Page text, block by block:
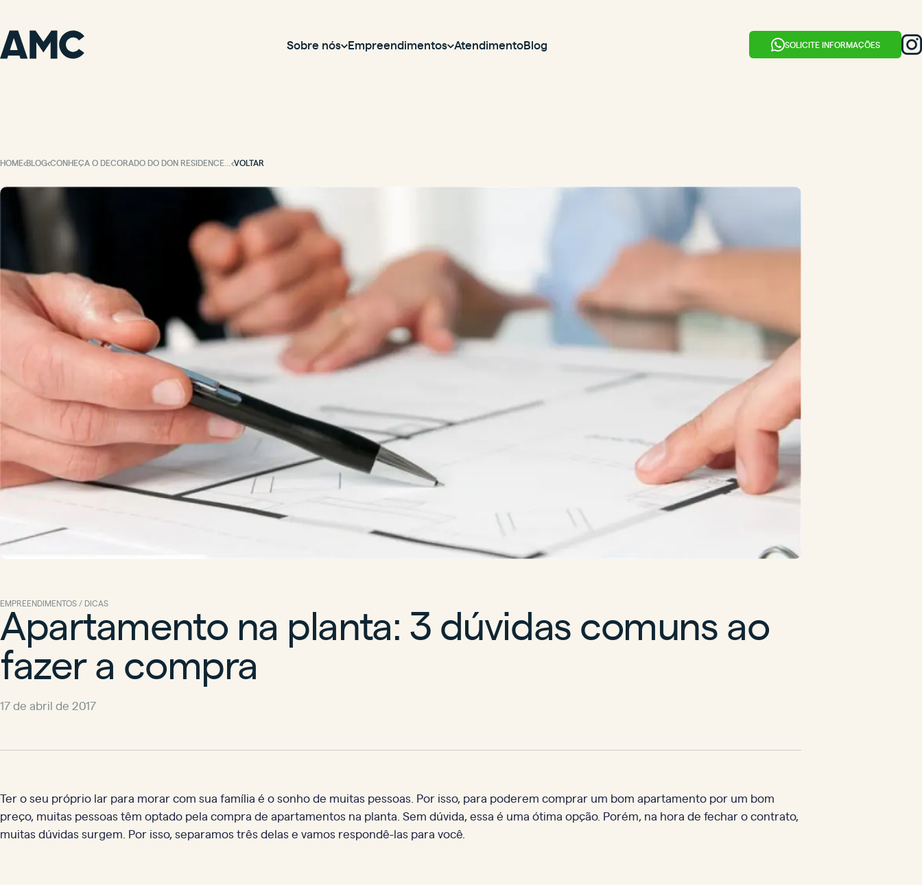
Sobre nós Empreendimentos AtendimentoBlog SOLICITE INFORMAÇÕES
HOME BLOG CONHEÇA O DECORADO DO DON RESIDENCE! O APARTAMENTO DE 3 SUÍTES DOS SEUS SONHOS. VOLTAR
Apartamento na planta: 3 dúvidas comuns ao
fazer a compra
EMPREENDIMENTOS / DICAS
17 de abril de 2017
Ter o seu próprio lar para morar com sua família é o sonho de muitas pessoas. Por isso, para poderem comprar um bom apartamento por um bom
preço, muitas pessoas têm optado pela compra de apartamentos na planta. Sem dúvida, essa é uma ótima opção. Porém, na hora de fechar o contrato,
muitas dúvidas surgem. Por isso, separamos três delas e vamos respondê-las para você.